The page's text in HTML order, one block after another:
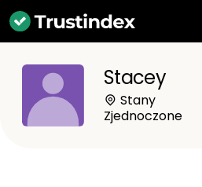
Stacey
Stany
Zjednoczone